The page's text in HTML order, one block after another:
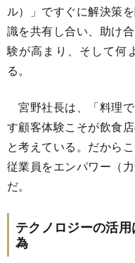
ル）」ですぐに解決策
識を共有し合い、助け
験が高まり、そして何
る。
宮野社長は、「料理
す顧客体験こそが飲食
と考えている。だから
従業員をエンパワー（
だ。
テクノロジーの活
為